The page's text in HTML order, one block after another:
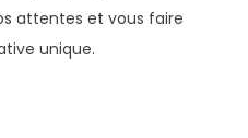
attentes et vous faire
unique.